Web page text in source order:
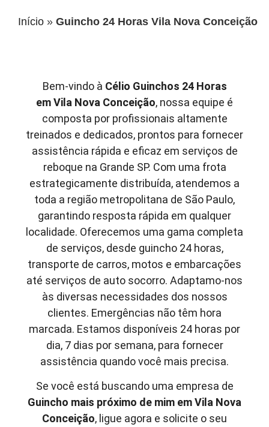
Início » Guincho 24 Horas Vila Nova Conceição
Bem-vindo à Célio Guinchos 24 Horas
emVila Nova Conceição, nossa equipe é
composta por profissionais altamente
treinados e dedicados, prontos para fornecer
assistência rápida e eficaz em serviços de
reboque na Grande SP. Com uma frota
estrategicamente distribuída, atendemos a
toda a região metropolitana de São Paulo,
garantindo resposta rápida em qualquer
localidade. Oferecemos uma gama completa
de serviços, desde guincho 24 horas,
transporte de carros, motos e embarcações
até serviços de auto socorro. Adaptamo-nos
às diversas necessidades dos nossos
clientes. Emergências não têm hora
marcada. Estamos disponíveis 24 horas por
dia, 7 dias por semana, para fornecer
assistência quando você mais precisa.
Se você está buscando uma empresa de
Guincho mais próximo de mim emVila Nova
Conceição, ligue agora e solicite o seu